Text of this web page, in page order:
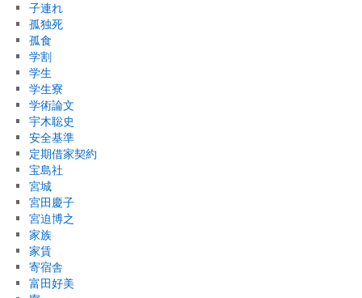
子連れ
孤独死
孤食
学割
学生
学生寮
学術論文
宇木聡史
安全基準
定期借家契約
宝島社
宮城
宮田慶子
宮迫博之
家族
家賃
寄宿舎
富田好美